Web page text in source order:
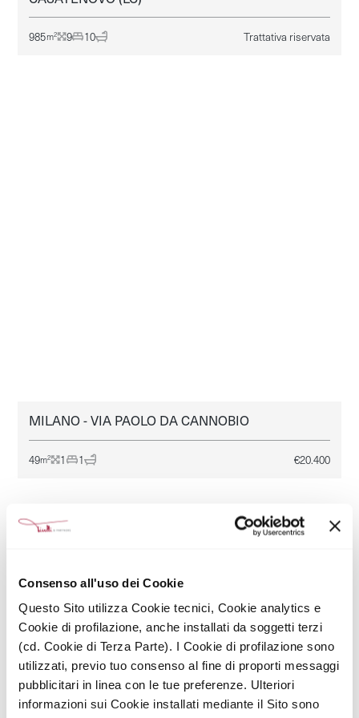
Consenso all'uso dei Cookie
Questo Sito utilizza Cookie tecnici, Cookie analytics e
Cookie di profilazione, anche installati da soggetti terzi
(cd. Cookie di Terza Parte). I Cookie di profilazione sono
utilizzati, previo tuo consenso al fine di proporti messaggi
pubblicitari in linea con le tue preferenze. Ulteriori
informazioni sui Cookie installati mediante il Sito sono
985m2 9 10 Trattativa riservata
MILANO AFFITTO
MILANO - VIA PAOLO DA CANNOBIO
49m2 1 1 €20.400